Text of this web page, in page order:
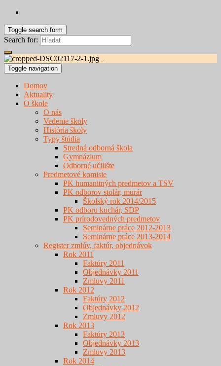
Toggle search form
Search for:
Toggle navigation
Domov
Aktuality
O škole
O nás
Vedenie školy
História školy
Typy štúdia
Stredná odborná škola
Gymnázium
Odborné učilište
Predmetové komisie
PK humanitných predmetov a TSV
PK odborov stolár, murár
Školský rok 2014/2015
PK odboru kuchár, SDP
PK prírodovedných predmetov
Seminárne práce 2012-2013
Seminárne práce 2013-2014
Register zmlúv, faktúr, objednávok
Rok 2011
Faktúry 2011
Objednávky 2011
Zmluvy 2011
Rok 2012
Faktúry 2012
Objednávky 2012
Zmluvy 2012
Rok 2013
Faktúry 2013
Objednávky 2013
Zmluvy 2013
Rok 2014